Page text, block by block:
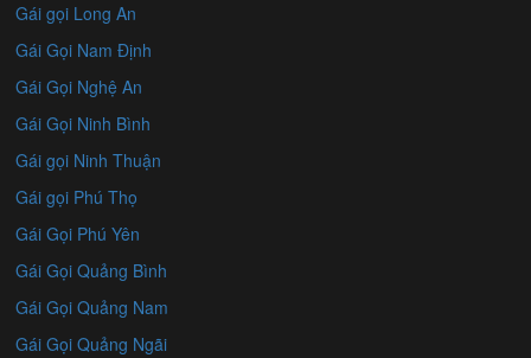
Gái gọi Long An
Gái Gọi Nam Định
Gái Gọi Nghệ An
Gái Gọi Ninh Bình
Gái gọi Ninh Thuận
Gái gọi Phú Thọ
Gái Gọi Phú Yên
Gái Gọi Quảng Bình
Gái Gọi Quảng Nam
Gái Gọi Quảng Ngãi